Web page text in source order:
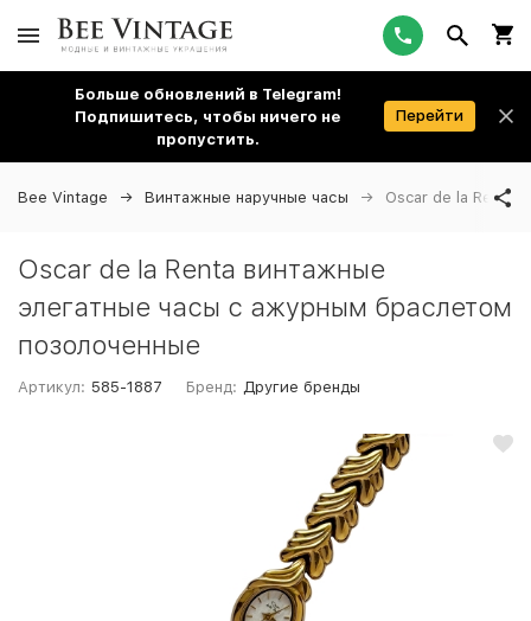
Больше обновлений в Telegram!
Подпишитесь, чтобы ничего не
пропустить.
Перейти
Bee Vintage Винтажные наручные часы Oscar de la Renta
Oscar de la Renta винтажные
элегатные часы с ажурным браслетом
позолоченные
Артикул: 585-1887 Бренд: Другие бренды